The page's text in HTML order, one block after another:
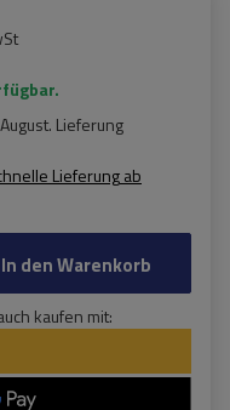
. Lieferung
Lieferungab
In den Warenkorb
kaufen mit: